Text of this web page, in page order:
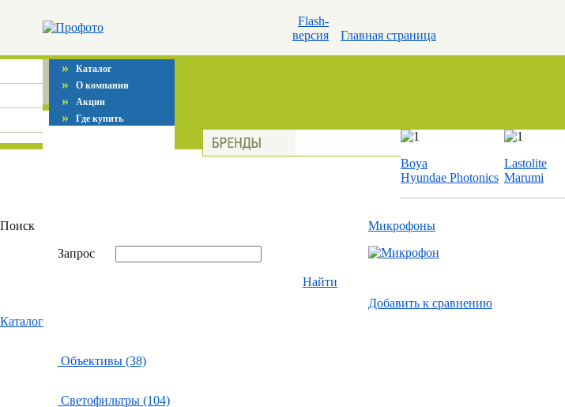
Flash-
версия
Главная страница
» Каталог
» О компании
» Акции
» Где купить
Boya
Hyundae Photonics
Lastolite
Marumi
Поиск
Запрос
Найти
Каталог
Объективы (38)
Светофильтры (104)
Микрофоны
Добавить к cравнению